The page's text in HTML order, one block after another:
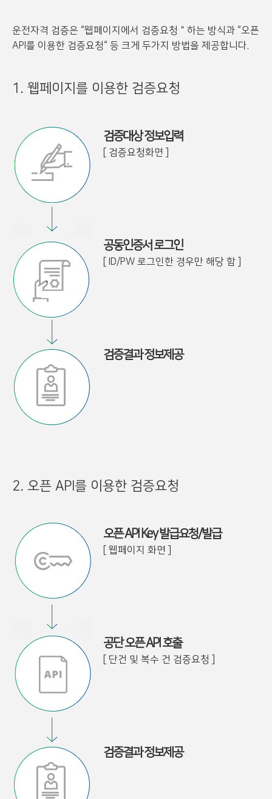
운전자격 검증은 “웹페이지에서 검증요청＂하는 방식과 “오픈
API를 이용한 검증요청“ 등 크게 두가지 방법을 제공합니다.
1. 웹페이지를 이용한 검증요청
검증대상 정보입력
[ 검증요청화면 ]
공동인증서 로그인
[ ID/PW 로그인한 경우만 해당 함 ]
검증결과 정보제공
2. 오픈 API를 이용한 검증요청
오픈 API Key 발급요청/발급
[ 웹페이지 화면 ]
공단 오픈 API 호출
[ 단건 및 복수 건 검증요청 ]
검증결과 정보제공